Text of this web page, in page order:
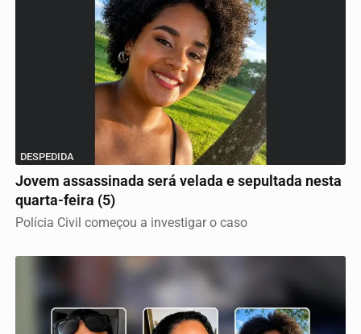
DESPEDIDA
Jovem assassinada será velada e sepultada nesta
quarta-feira (5)
Polícia Civil começou a investigar o caso